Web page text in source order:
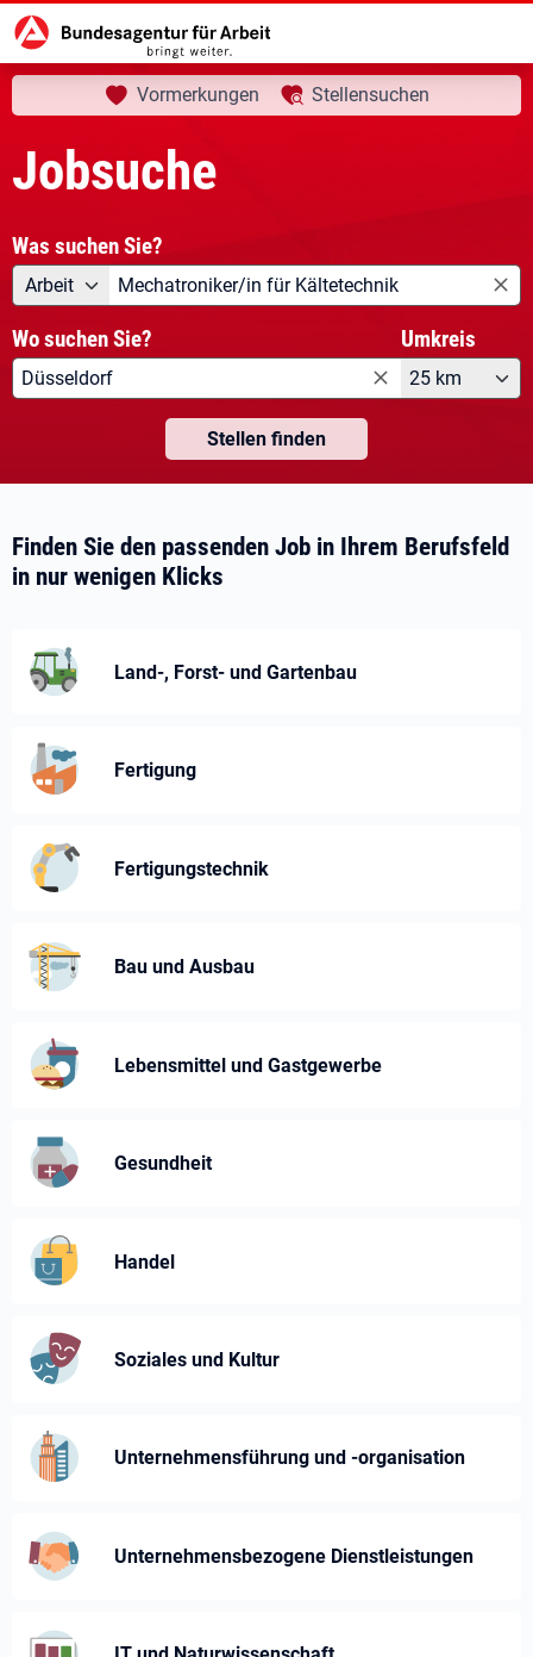
Startseite aktuelle Seite:
Jobsuche
Vormerkungen Stellensuchen
Jobsuche
Was suchen Sie?
Angebotsart
Arbeit Was suchen Sie?
Wo suchen Sie? Umkreis
25 km
Stellen finden
Finden Sie den passenden Job in Ihrem Berufsfeld
in nur wenigen Klicks
Land-, Forst- und Gartenbau
Fertigung
Fertigungstechnik
Bau und Ausbau
Lebensmittel und Gastgewerbe
Gesundheit
Handel
Soziales und Kultur
Unternehmensführung und -⁠organisation
Unternehmens­bezogene Dienst­leistungen